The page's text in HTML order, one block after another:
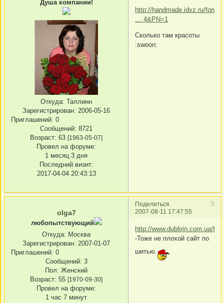
Душа компании!
Откуда: Таллинн
Зарегистрирован: 2006-05-16
Приглашений: 0
Сообщений: 8721
Возраст: 63 [1963-05-07]
Провел на форуме:
1 месяц 3 дня
Последний визит:
2017-04-04 20:43:13
http://handmade.idvz.ru/
… 4&PN=1
Сколько там красоты
:swoon:
Поделиться
5
2007-08-11 17:47:55
olga7
любопытствующий
Откуда: Москва
Зарегистрирован: 2007-01-07
Приглашений: 0
Сообщений: 3
Пол: Женский
Возраст: 55 [1970-09-30]
Провел на форуме:
1 час 7 минут
http://www.dublirin.com.ua/
-Тоже не плохой сайт по
шитью.